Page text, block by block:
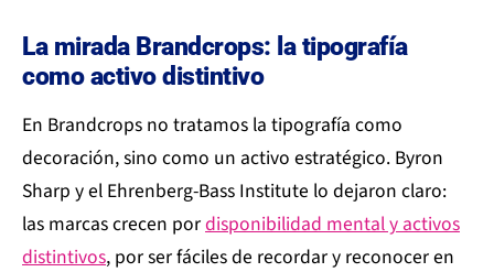
La mirada Brandcrops: la tipografía
como activo distintivo
En Brandcrops no tratamos la tipografía como
decoración, sino como un activo estratégico. Byron
Sharp y el Ehrenberg-Bass Institute lo dejaron claro:
las marcas crecen pordisponibilidad mental y activos
distintivos, por ser fáciles de recordar y reconocer en